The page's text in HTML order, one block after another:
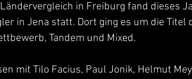
in Freiburg fand dieses
in Jena statt. Dort ging es um die Titel
Tandem und Mixed.
mit Tilo Facius, Paul Jonik, Helmut